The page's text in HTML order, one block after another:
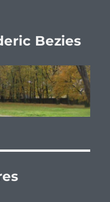
Bezies